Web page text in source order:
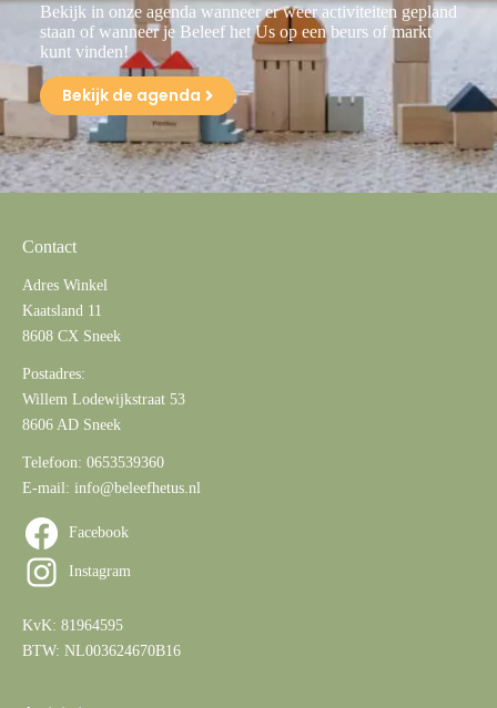
Bekijk in onze agenda wanneer er weer activiteiten gepland
staan of wanneer je Beleef het Us op een beurs of markt
kunt vinden!
Bekijk de agenda
Contact
Adres Winkel
Kaatsland 11
8608 CX Sneek
Postadres:
Willem Lodewijkstraat 53
8606 AD Sneek
Telefoon: 0653539360
E-mail: info@beleefhetus.nl
Facebook
Instagram
KvK: 81964595
BTW: NL003624670B16